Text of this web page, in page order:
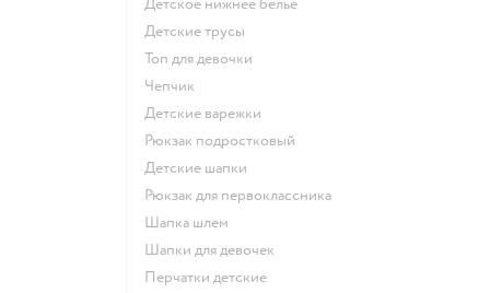
Детское нижнее белье
Детские трусы
Топ для девочки
Чепчик
Детские варежки
Рюкзак подростковый
Детские шапки
Рюкзак для первоклассника
Шапка шлем
Шапки для девочек
Перчатки детские